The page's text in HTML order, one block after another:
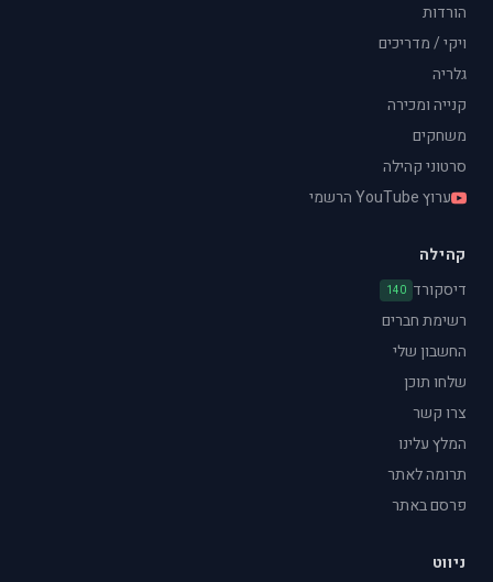
הורדות
ויקי / מדריכים
גלריה
קנייה ומכירה
משחקים
סרטוני קהילה
ערוץ YouTube הרשמי
קהילה
דיסקורד 140
רשימת חברים
החשבון שלי
שלחו תוכן
צרו קשר
המלץ עלינו
תרומה לאתר
פרסם באתר
ניווט